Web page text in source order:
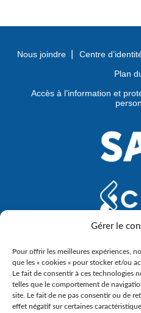
Gérer le
Pour offrir les meilleures expériences,
que les « cookies » pour stocker et/ou
Le fait de consentir à ces technologies
telles que le comportement de
site. Le fait de ne pas consentir ou de
effet négatif sur certaines
Nous joindre Centre
Plan
Accès à l’information et